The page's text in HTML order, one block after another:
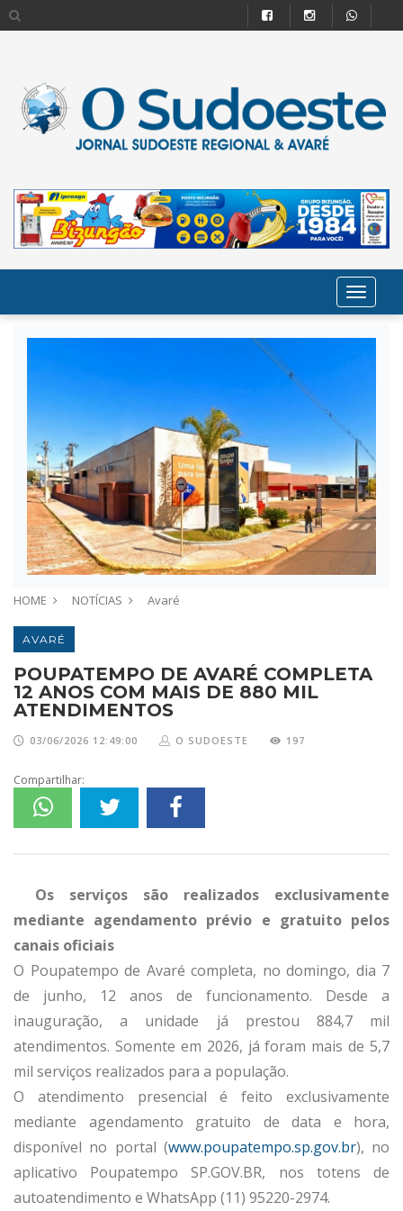
HOME NOTÍCIAS Avaré
AVARÉ
POUPATEMPO DE AVARÉ COMPLETA
12 ANOS COM MAIS DE 880 MIL
ATENDIMENTOS
03/06/2026 12:49:00 O SUDOESTE 197
Compartilhar:
Os serviços são realizados exclusivamente
mediante agendamento prévio e gratuito pelos
canais oficiais
O Poupatempo de Avaré completa, no domingo, dia 7
de junho, 12 anos de funcionamento. Desde a
inauguração, a unidade já prestou 884,7 mil
atendimentos. Somente em 2026, já foram mais de 5,7
mil serviços realizados para a população.
O atendimento presencial é feito exclusivamente
mediante agendamento gratuito de data e hora,
disponível no portal (www.poupatempo.sp.gov.br), no
aplicativo Poupatempo SP.GOV.BR, nos totens de
autoatendimento e WhatsApp (11) 95220-2974.